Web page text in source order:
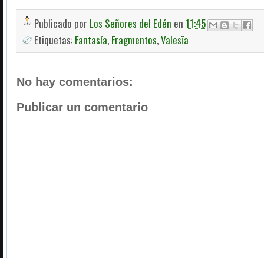
Publicado por Los Señores del Edén en 11:45
Etiquetas: Fantasía, Fragmentos,Valesïa
No hay comentarios:
Publicar un comentario